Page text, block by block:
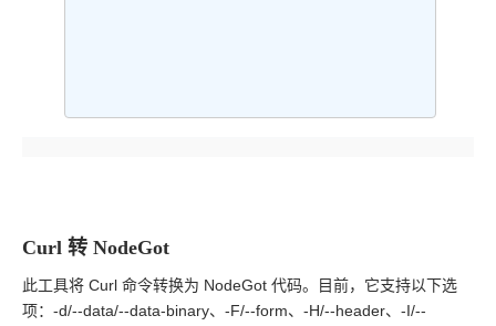
Curl 转 NodeGot
此工具将 Curl 命令转换为 NodeGot 代码。目前，它支持以下选
项：-d/--data/--data-binary、-F/--form、-H/--header、-I/--